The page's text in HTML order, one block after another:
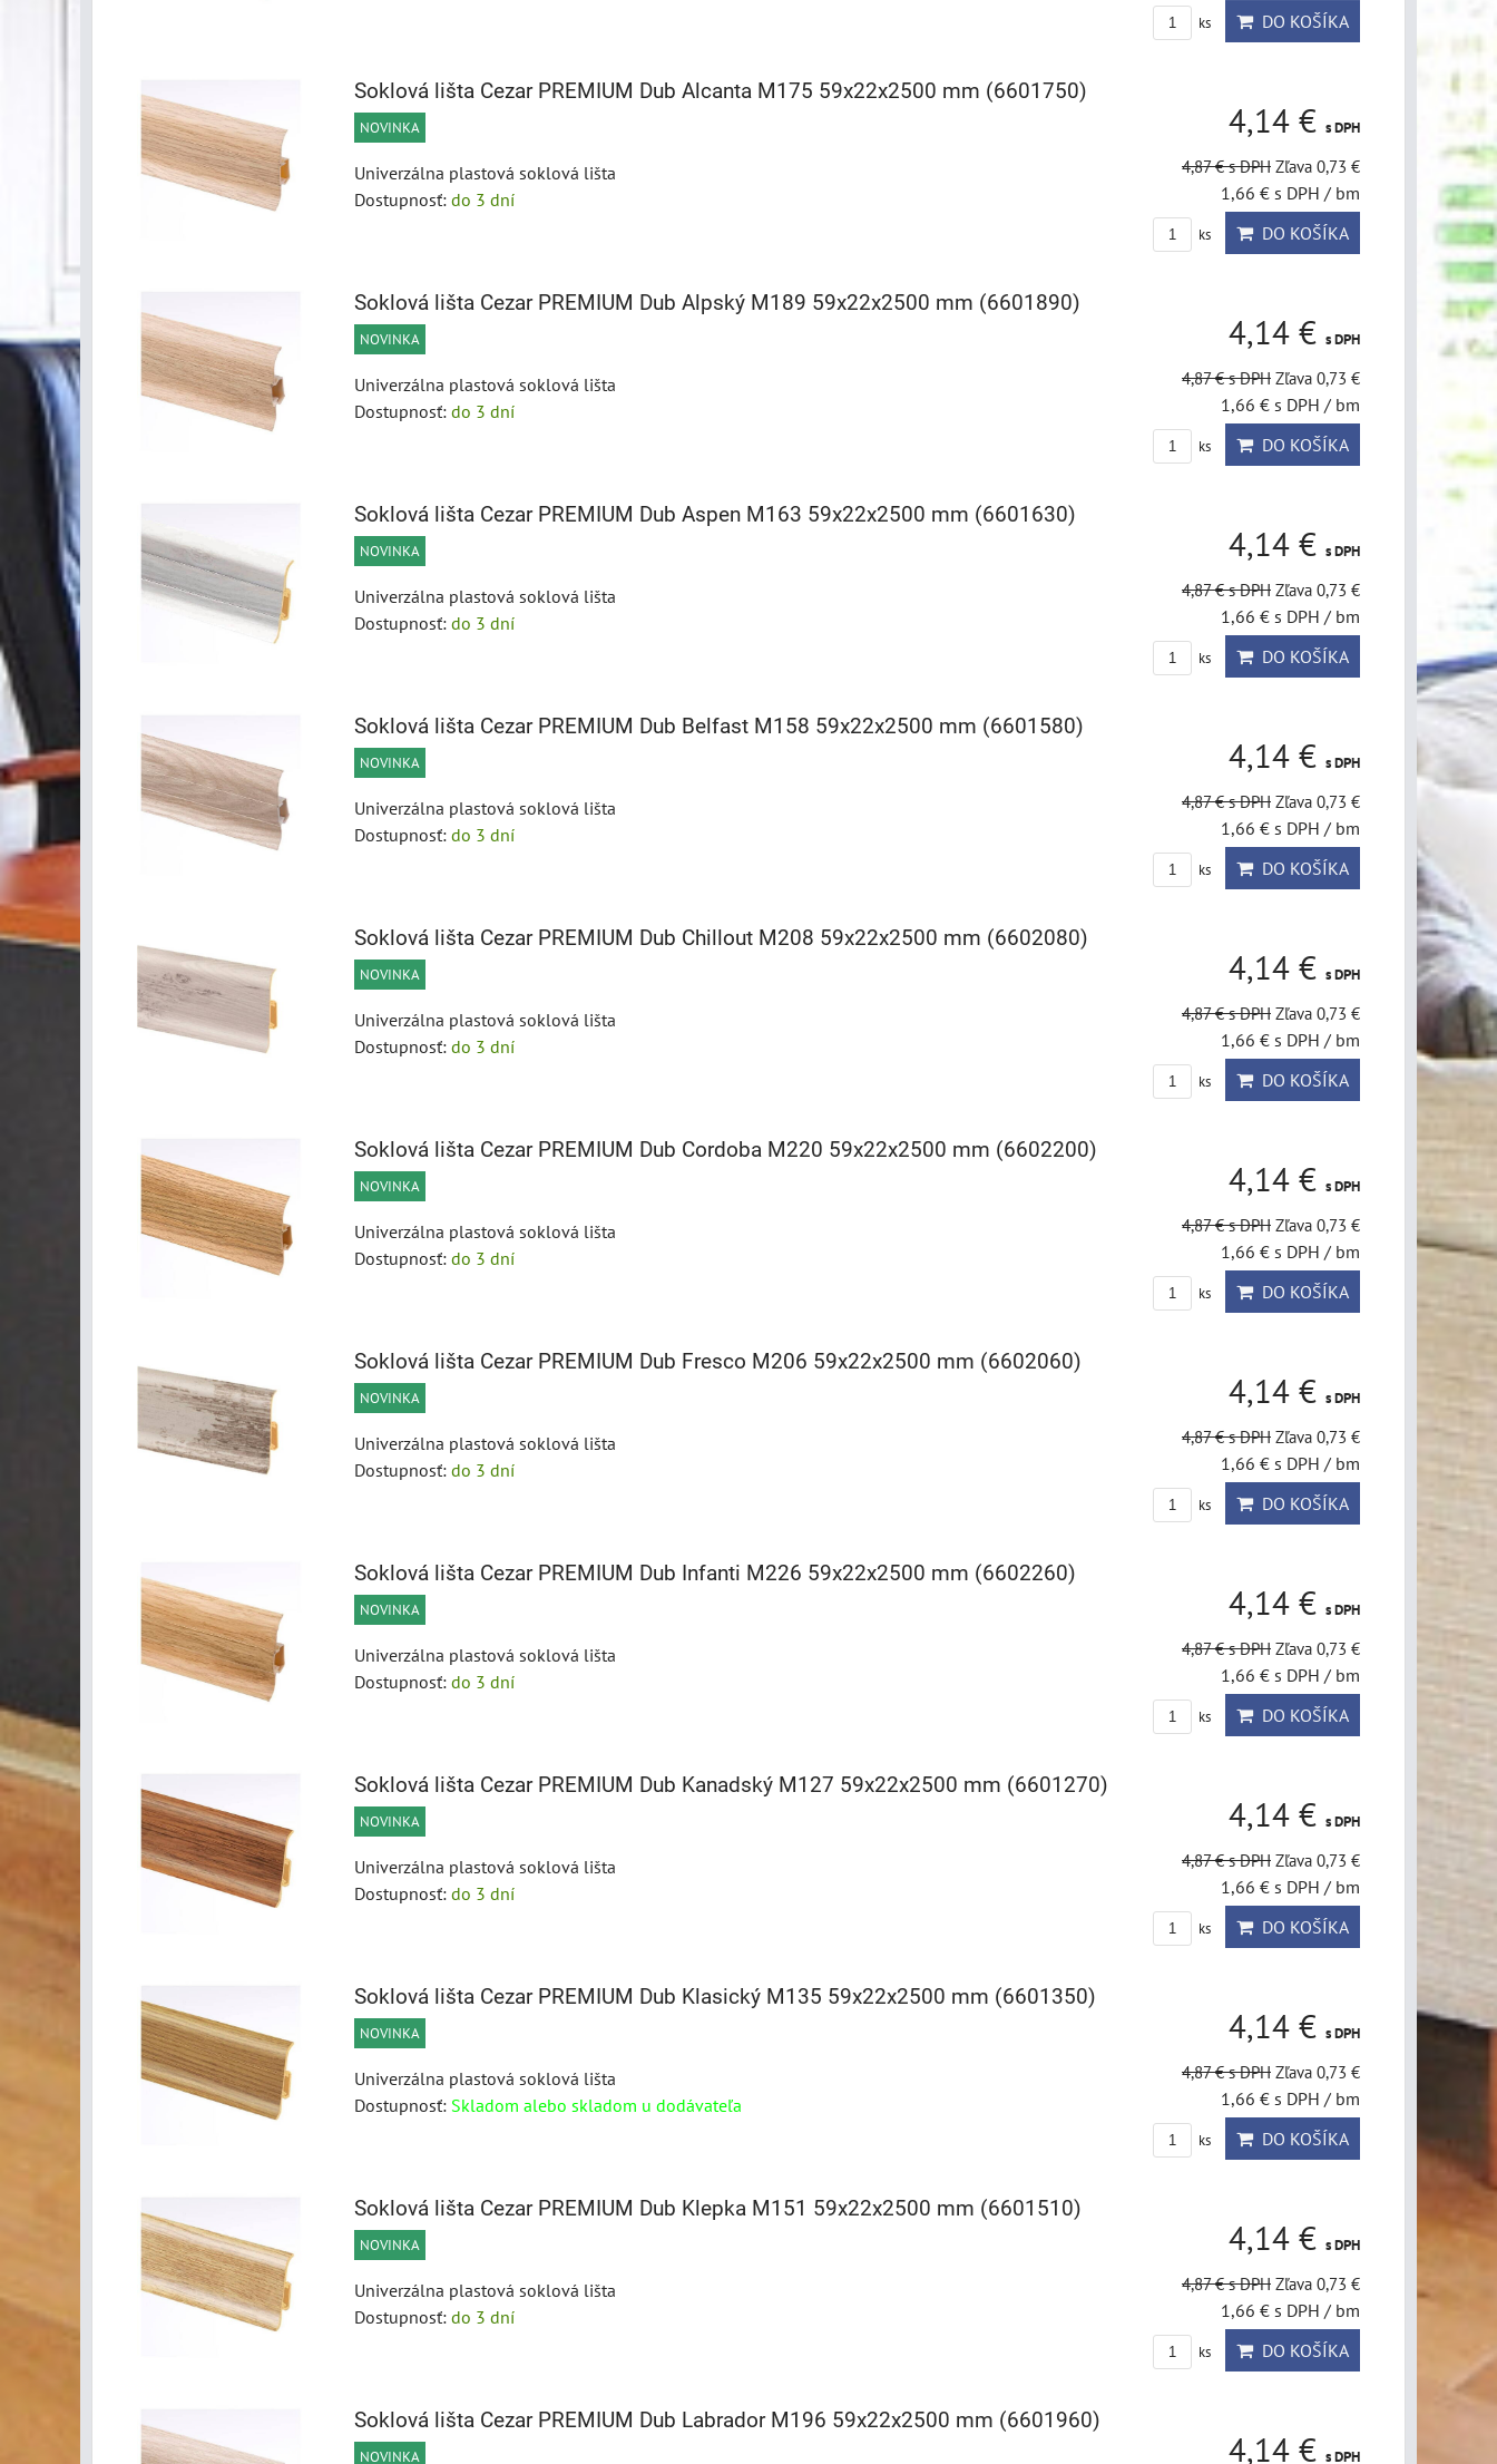
ks DO KOŠÍKA
Soklová lišta Cezar PREMIUM Dub Alcanta M175 59x22x2500 mm (6601750)
NOVINKA
Univerzálna plastová soklová lišta
Dostupnosť: do 3 dní
4,14 € s DPH
4,87 €s DPH Zľava 0,73 €
1,66 € s DPH / bm
ks DO KOŠÍKA
Soklová lišta Cezar PREMIUM Dub Alpský M189 59x22x2500 mm (6601890)
NOVINKA
Univerzálna plastová soklová lišta
Dostupnosť: do 3 dní
4,14 € s DPH
4,87 €s DPH Zľava 0,73 €
1,66 € s DPH / bm
ks DO KOŠÍKA
Soklová lišta Cezar PREMIUM Dub Aspen M163 59x22x2500 mm (6601630)
NOVINKA
Univerzálna plastová soklová lišta
Dostupnosť: do 3 dní
4,14 € s DPH
4,87 €s DPH Zľava 0,73 €
1,66 € s DPH / bm
ks DO KOŠÍKA
Soklová lišta Cezar PREMIUM Dub Belfast M158 59x22x2500 mm (6601580)
NOVINKA
Univerzálna plastová soklová lišta
Dostupnosť: do 3 dní
4,14 € s DPH
4,87 €s DPH Zľava 0,73 €
1,66 € s DPH / bm
ks DO KOŠÍKA
Soklová lišta Cezar PREMIUM Dub Chillout M208 59x22x2500 mm (6602080)
NOVINKA
Univerzálna plastová soklová lišta
Dostupnosť: do 3 dní
4,14 € s DPH
4,87 €s DPH Zľava 0,73 €
1,66 € s DPH / bm
ks DO KOŠÍKA
Soklová lišta Cezar PREMIUM Dub Cordoba M220 59x22x2500 mm (6602200)
NOVINKA
Univerzálna plastová soklová lišta
Dostupnosť: do 3 dní
4,14 € s DPH
4,87 €s DPH Zľava 0,73 €
1,66 € s DPH / bm
ks DO KOŠÍKA
Soklová lišta Cezar PREMIUM Dub Fresco M206 59x22x2500 mm (6602060)
NOVINKA
Univerzálna plastová soklová lišta
Dostupnosť: do 3 dní
4,14 € s DPH
4,87 €s DPH Zľava 0,73 €
1,66 € s DPH / bm
ks DO KOŠÍKA
Soklová lišta Cezar PREMIUM Dub Infanti M226 59x22x2500 mm (6602260)
NOVINKA
Univerzálna plastová soklová lišta
Dostupnosť: do 3 dní
4,14 € s DPH
4,87 €s DPH Zľava 0,73 €
1,66 € s DPH / bm
ks DO KOŠÍKA
Soklová lišta Cezar PREMIUM Dub Kanadský M127 59x22x2500 mm (6601270)
NOVINKA
Univerzálna plastová soklová lišta
Dostupnosť: do 3 dní
4,14 € s DPH
4,87 €s DPH Zľava 0,73 €
1,66 € s DPH / bm
ks DO KOŠÍKA
Soklová lišta Cezar PREMIUM Dub Klasický M135 59x22x2500 mm (6601350)
NOVINKA
Univerzálna plastová soklová lišta
Dostupnosť: Skladom alebo skladom u dodávateľa
4,14 € s DPH
4,87 €s DPH Zľava 0,73 €
1,66 € s DPH / bm
ks DO KOŠÍKA
Soklová lišta Cezar PREMIUM Dub Klepka M151 59x22x2500 mm (6601510)
NOVINKA
Univerzálna plastová soklová lišta
Dostupnosť: do 3 dní
4,14 € s DPH
4,87 €s DPH Zľava 0,73 €
1,66 € s DPH / bm
ks DO KOŠÍKA
Soklová lišta Cezar PREMIUM Dub Labrador M196 59x22x2500 mm (6601960)
NOVINKA 4,14 € s DPH